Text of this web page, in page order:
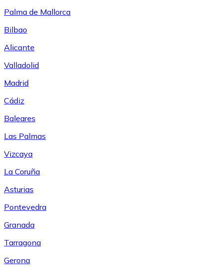
Palma de Mallorca
Bilbao
Alicante
Valladolid
Madrid
Cádiz
Baleares
Las Palmas
Vizcaya
La Coruña
Asturias
Pontevedra
Granada
Tarragona
Gerona